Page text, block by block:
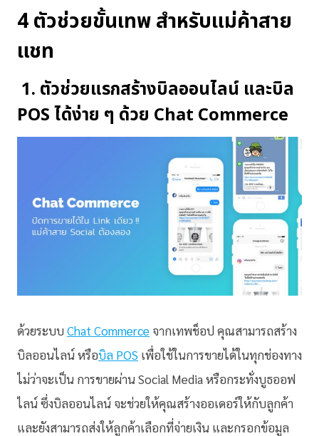
4 ตัวช่วยขั้นเทพ สำหรับแม่ค้าสาย
แชท
1. ตัวช่วยแรกสร้างบิลออนไลน์ และบิล
POSได้ง่าย ๆ ด้วย Chat Commerce
ด้วยระบบ Chat Commerce จากเทพช็อป คุณสามารถสร้าง
บิลออนไลน์ หรือบิล POS เพื่อใช้ในการขายได้ในทุกช่องทาง
ไม่ว่าจะเป็น การขายผ่าน Social Media หรือกระทั่งบูธออฟ
ไลน์ ซึ่งบิลออนไลน์ จะช่วยให้คุณสร้างออเดอร์ให้กับลูกค้า
และยังสามารถส่งให้ลูกค้าเลือกที่จ่ายเงิน และกรอกข้อมูล